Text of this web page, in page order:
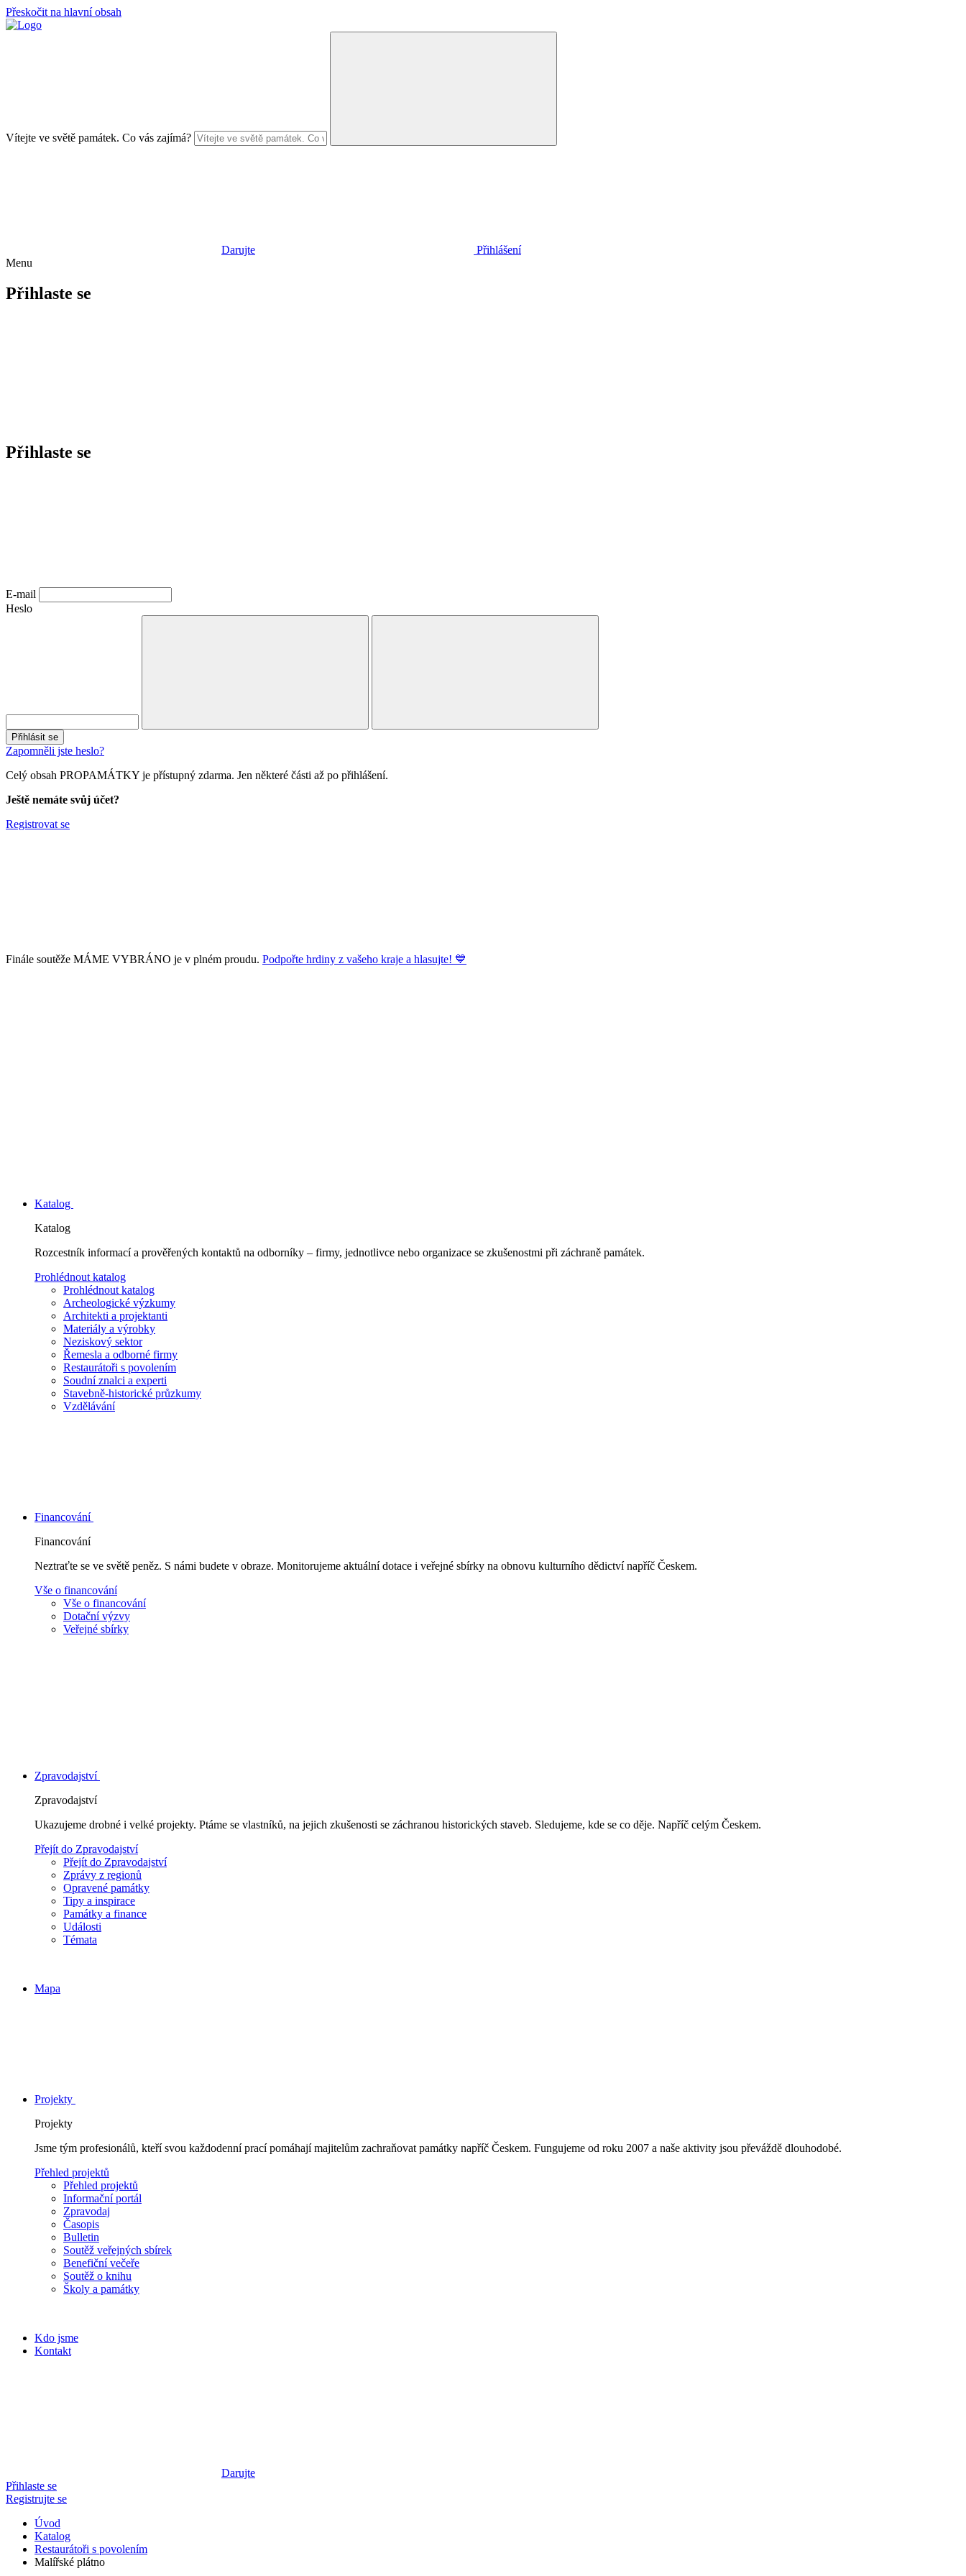
Přeskočit na hlavní obsah
Vítejte ve světě památek. Co vás zajímá?
Darujte
Přihlášení
Menu
Přihlaste se
Přihlaste se
E-mail
Heslo
Přihlásit se
Zapomněli jste heslo?
Celý obsah PROPAMÁTKY je přístupný zdarma. Jen některé části až po přihlášení.
Ještě nemáte svůj účet?
Registrovat se
Finále soutěže MÁME VYBRÁNO je v plném proudu. Podpořte hrdiny z vašeho kraje a hlasujte! 💙
Katalog
Katalog
Rozcestník informací a prověřených kontaktů na odborníky – firmy, jednotlivce nebo organizace se zkušenostmi při záchraně památek.
Prohlédnout katalog
Prohlédnout katalog
Archeologické výzkumy
Architekti a projektanti
Materiály a výrobky
Neziskový sektor
Řemesla a odborné firmy
Restaurátoři s povolením
Soudní znalci a experti
Stavebně-historické průzkumy
Vzdělávání
Financování
Financování
Neztraťte se ve světě peněz. S námi budete v obraze. Monitorujeme aktuální dotace i veřejné sbírky na obnovu kulturního dědictví napříč Českem.
Vše o financování
Vše o financování
Dotační výzvy
Veřejné sbírky
Zpravodajství
Zpravodajství
Ukazujeme drobné i velké projekty. Ptáme se vlastníků, na jejich zkušenosti se záchranou historických staveb. Sledujeme, kde se co děje. Napříč celým Českem.
Přejít do Zpravodajství
Přejít do Zpravodajství
Zprávy z regionů
Opravené památky
Tipy a inspirace
Památky a finance
Události
Témata
Mapa
Projekty
Projekty
Jsme tým profesionálů, kteří svou každodenní prací pomáhají majitelům zachraňovat památky napříč Českem. Fungujeme od roku 2007 a naše aktivity jsou převáždě dlouhodobé.
Přehled projektů
Přehled projektů
Informační portál
Zpravodaj
Časopis
Bulletin
Soutěž veřejných sbírek
Benefiční večeře
Soutěž o knihu
Školy a památky
Kdo jsme
Kontakt
Darujte
Přihlaste se
Registrujte se
Úvod
Katalog
Restaurátoři s povolením
Malířské plátno